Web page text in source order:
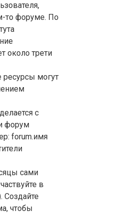
то форуме. По
около трети
могут
с
форум
forum.имя
сами
в
Создайте
чтобы